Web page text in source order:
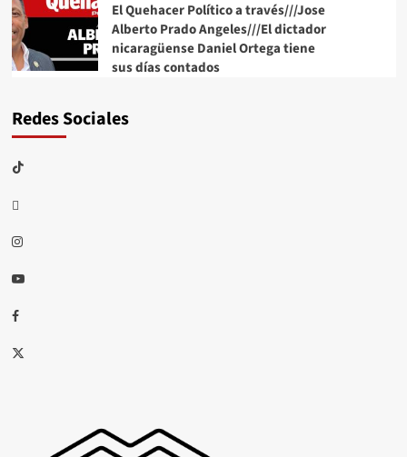
El Quehacer Político a través///Jose
Alberto Prado Angeles///El dictador
nicaragüense Daniel Ortega tiene
sus días contados
Redes Sociales
TikTok
threads
Instagram
Youtube
Facebook
X